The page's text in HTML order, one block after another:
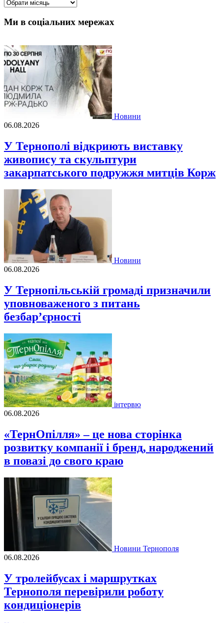
Ми в соціальних мережах
Новини
06.08.2026
У Тернополі відкриють виставку
живопису та скульптури
закарпатського подружжя митців Корж
Новини
06.08.2026
У Тернопільській громаді призначили
уповноваженого з питань
безбар’єрності
інтервю
06.08.2026
«ТернОпілля» – це нова сторінка
розвитку компанії і бренд, народжений
в повазі до свого краю
Новини Тернополя
06.08.2026
У тролейбусах і маршрутках
Тернополя перевірили роботу
кондиціонерів